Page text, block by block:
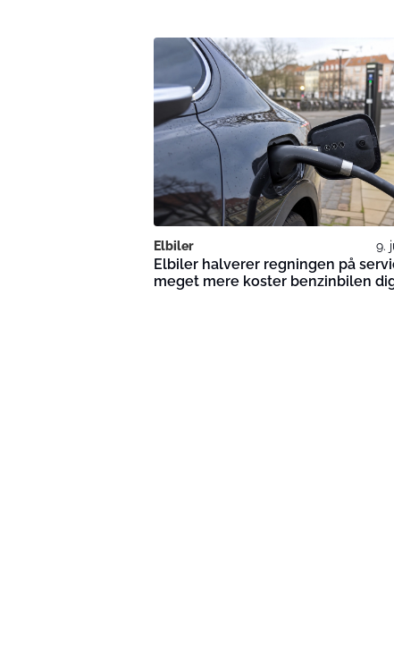
Elbiler 9.
Elbiler halverer regningen på
meget mere koster benzinbilen